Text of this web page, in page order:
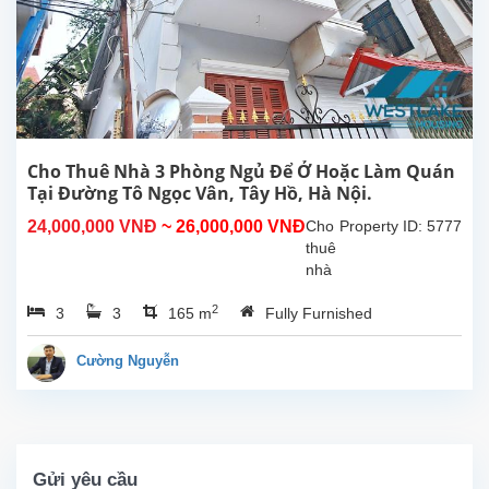
diện
tích
sinh
hoạt
500m²,
bếp
8
phòng
có
phòng
tắm...
Cho Thuê Nhà 3 Phòng Ngủ Để Ở Hoặc Làm Quán
Tại Đường Tô Ngọc Vân, Tây Hồ, Hà Nội.
24,000,000 VNĐ ~ 26,000,000 VNĐ Property ID: 5777
Cho
thuê
nhà
phòng
ngủ
3 3 165 m2 Fully Furnished
Cường Nguyễn
Gửi yêu cầu